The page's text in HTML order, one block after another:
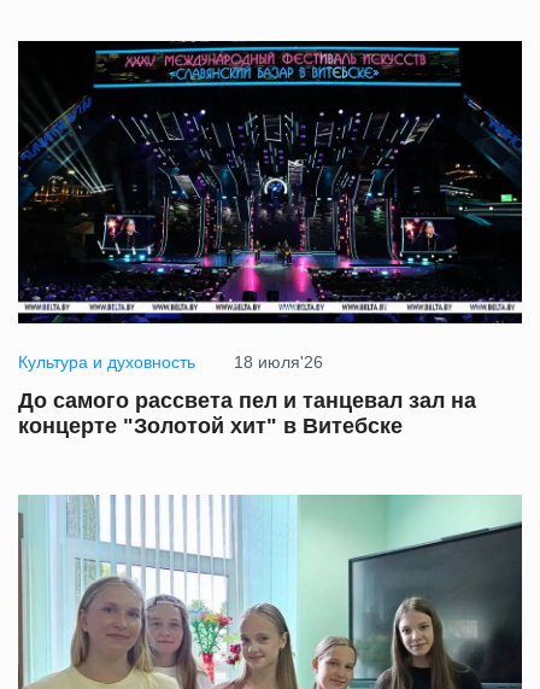
Культура и духовность 18 июля'26
До самого рассвета пел и танцевал зал на
концерте "Золотой хит" в Витебске